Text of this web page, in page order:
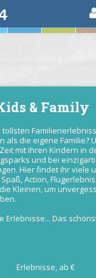
& Family
als die eigene Familie?
mit ihren Kindern in
und bei
Hier findet ihr viele
Action,
Kleinen, um
Erlebnisse... Das
Erlebnisse, ab €